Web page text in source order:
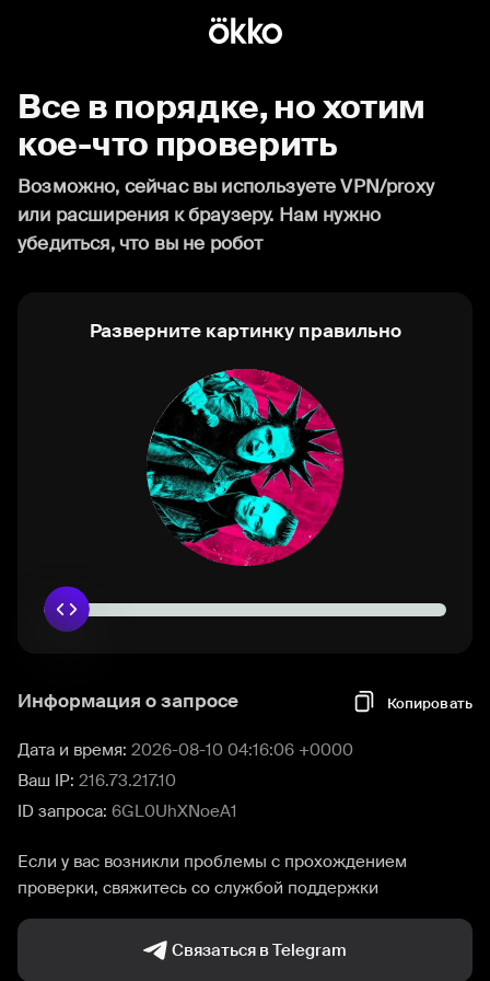
Все в порядке, но хотим
кое-что проверить
Возможно, сейчас вы используете VPN/proxy
или расширения к браузеру. Нам нужно
убедиться, что вы не робот
Разверните картинку правильно
Информация о запросе Копировать
Дата и время: 2026-08-10 04:16:06 +0000
Ваш IP: 216.73.217.10
ID запроса: 6GL0UhXNoeA1
Если у вас возникли проблемы с прохождением
проверки, свяжитесь со службой поддержки
Связаться в Telegram